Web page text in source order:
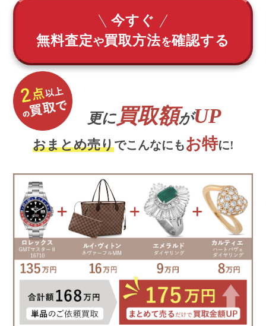
今すぐ
無料査定や買取方法を確認する
更に買取額がUP
おまとめ売りでこんなにもお特に!